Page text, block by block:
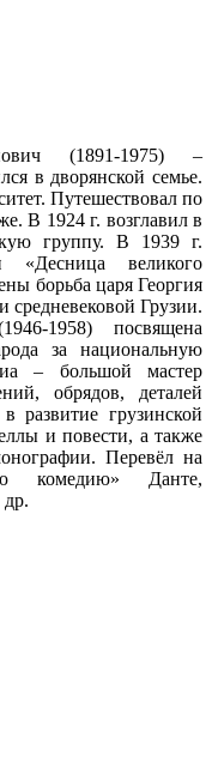
(1891-1975) –
в дворянской семье.
Путешествовал по
В 1924 г. возглавил в
группу. В 1939 г.
«Десница великого
борьба царя Георгия
средневековой Грузии.
1958) посвящена
за национальную
– большой мастер
обрядов, деталей
развитие грузинской
и повести, а также
Перевёл на
комедию» Данте,
др.